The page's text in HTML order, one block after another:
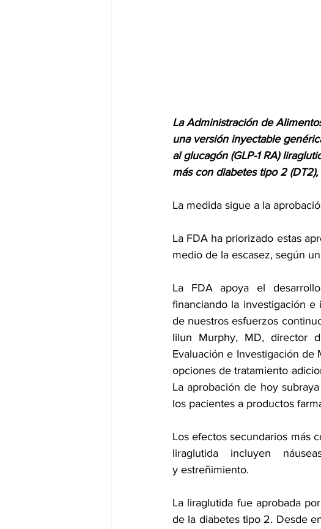
La Administración de
una versión inyectable
al glucagón (GLP-1 RA)
más con diabetes tipo 2
La medida sigue a la
La FDA ha priorizado estas
medio de la escasez, según
La FDA apoya el
financiando la investigación
de nuestros esfuerzos
Iilun Murphy, MD, director
Evaluación e Investigación de
opciones de tratamiento
La aprobación de hoy
los pacientes a productos
Los efectos secundarios más
liraglutida incluyen
y estreñimiento.
La liraglutida fue aprobada
de la diabetes tipo 2. Desde